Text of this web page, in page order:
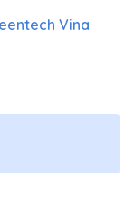
Vina